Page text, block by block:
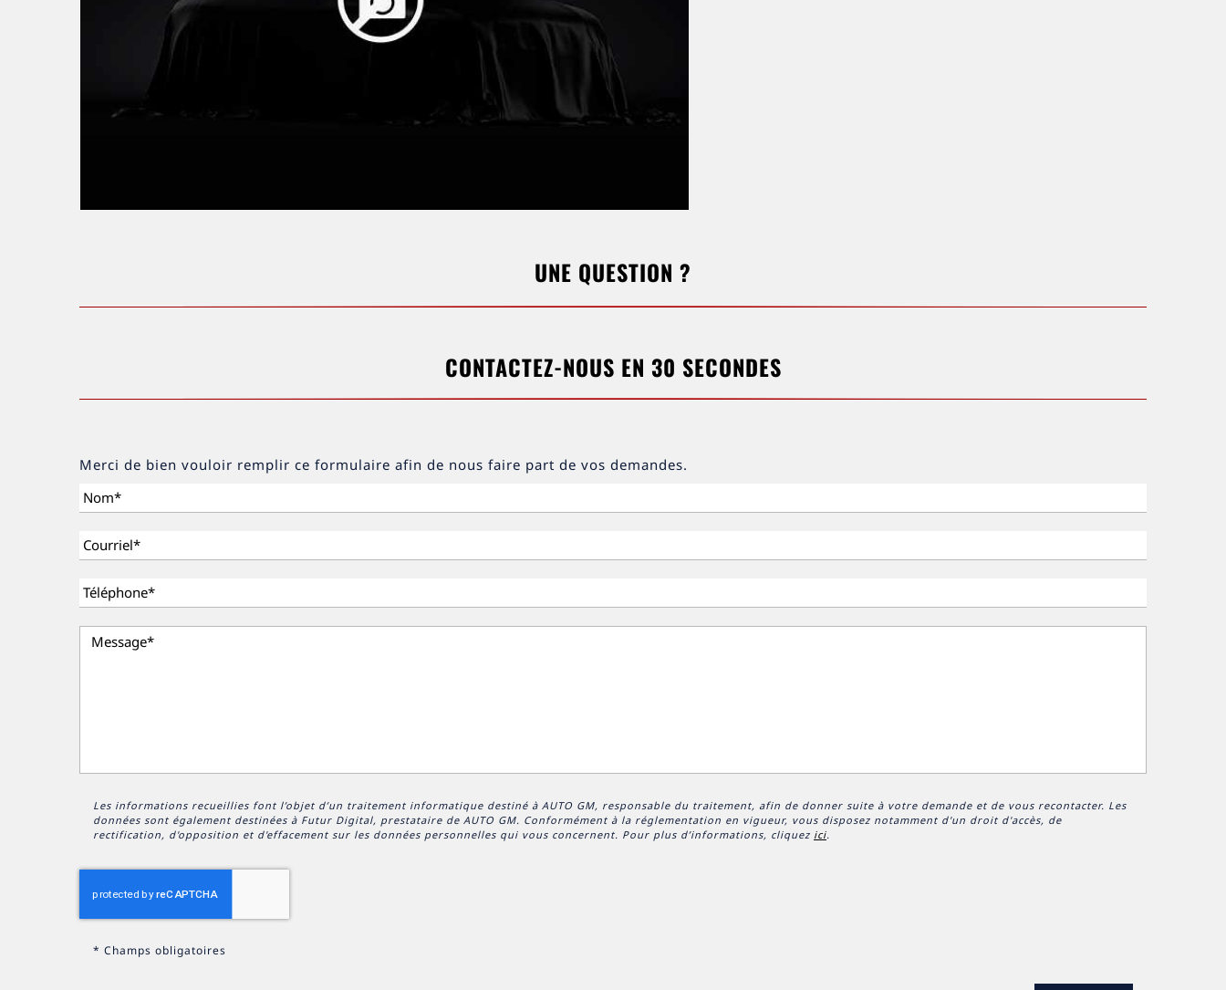
UNE QUESTION ?
CONTACTEZ-NOUS EN 30 SECONDES
Merci de bien vouloir remplir ce formulaire afin de nous faire part de vos demandes.
Les informations recueillies font l’objet d’un traitement informatique destiné à AUTO GM, responsable du traitement, afin de donner suite à votre demande et de vous recontacter. Les
données sont également destinées à Futur Digital, prestataire de AUTO GM. Conformément à la réglementation en vigueur, vous disposez notamment d'un droit d'accès, de
rectification, d'opposition et d'effacement sur les données personnelles qui vous concernent. Pour plus d’informations, cliquez ici.
* Champs obligatoires